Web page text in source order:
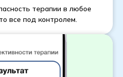
терапии в любое
все под контролем.